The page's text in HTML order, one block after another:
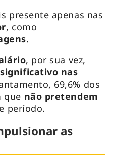
presente apenas nas
, como
.
, por sua vez,
nas
69,6% dos
que não pretendem
período.
as